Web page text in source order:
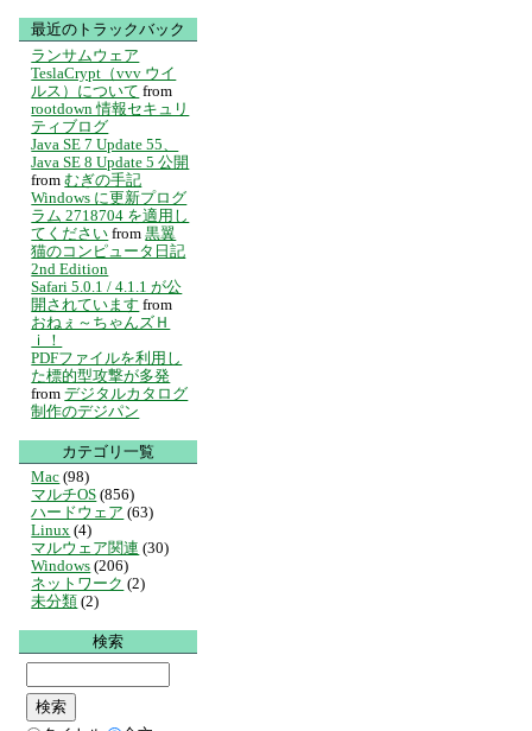
最近のトラックバック
ランサムウェア
TeslaCrypt（vvv ウイ
ルス）について from
rootdown 情報セキュリ
ティブログ
Java SE 7 Update 55、
Java SE 8 Update 5 公開
from むぎの手記
Windows に更新プログ
ラム 2718704 を適用し
てください from 黒翼
猫のコンピュータ日記
2nd Edition
Safari 5.0.1 / 4.1.1 が公
開されています from
おねぇ～ちゃんズＨ
ｉ！
PDFファイルを利用し
た標的型攻撃が多発
from デジタルカタログ
制作のデジパン
カテゴリ一覧
Mac (98)
マルチOS (856)
ハードウェア (63)
Linux (4)
マルウェア関連 (30)
Windows (206)
ネットワーク (2)
未分類 (2)
検索